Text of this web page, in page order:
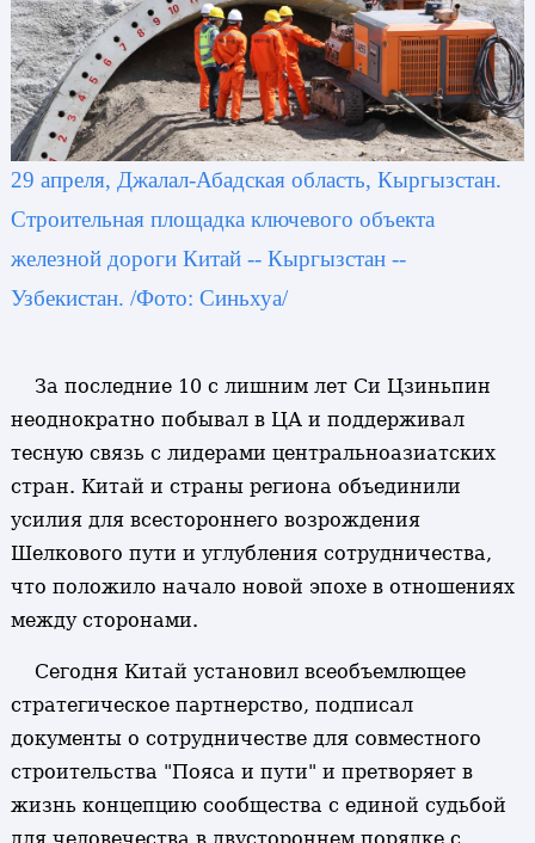
29 апреля, Джалал-Абадская область, Кыргызстан.
Строительная площадка ключевого объекта
железной дороги Китай -- Кыргызстан --
Узбекистан. /Фото: Синьхуа/
За последние 10 с лишним лет Си Цзиньпин
неоднократно побывал в ЦА и поддерживал
тесную связь с лидерами центральноазиатских
стран. Китай и страны региона объединили
усилия для всестороннего возрождения
Шелкового пути и углубления сотрудничества,
что положило начало новой эпохе в отношениях
между сторонами.
Сегодня Китай установил всеобъемлющее
стратегическое партнерство, подписал
документы о сотрудничестве для совместного
строительства "Пояса и пути" и претворяет в
жизнь концепцию сообщества с единой судьбой